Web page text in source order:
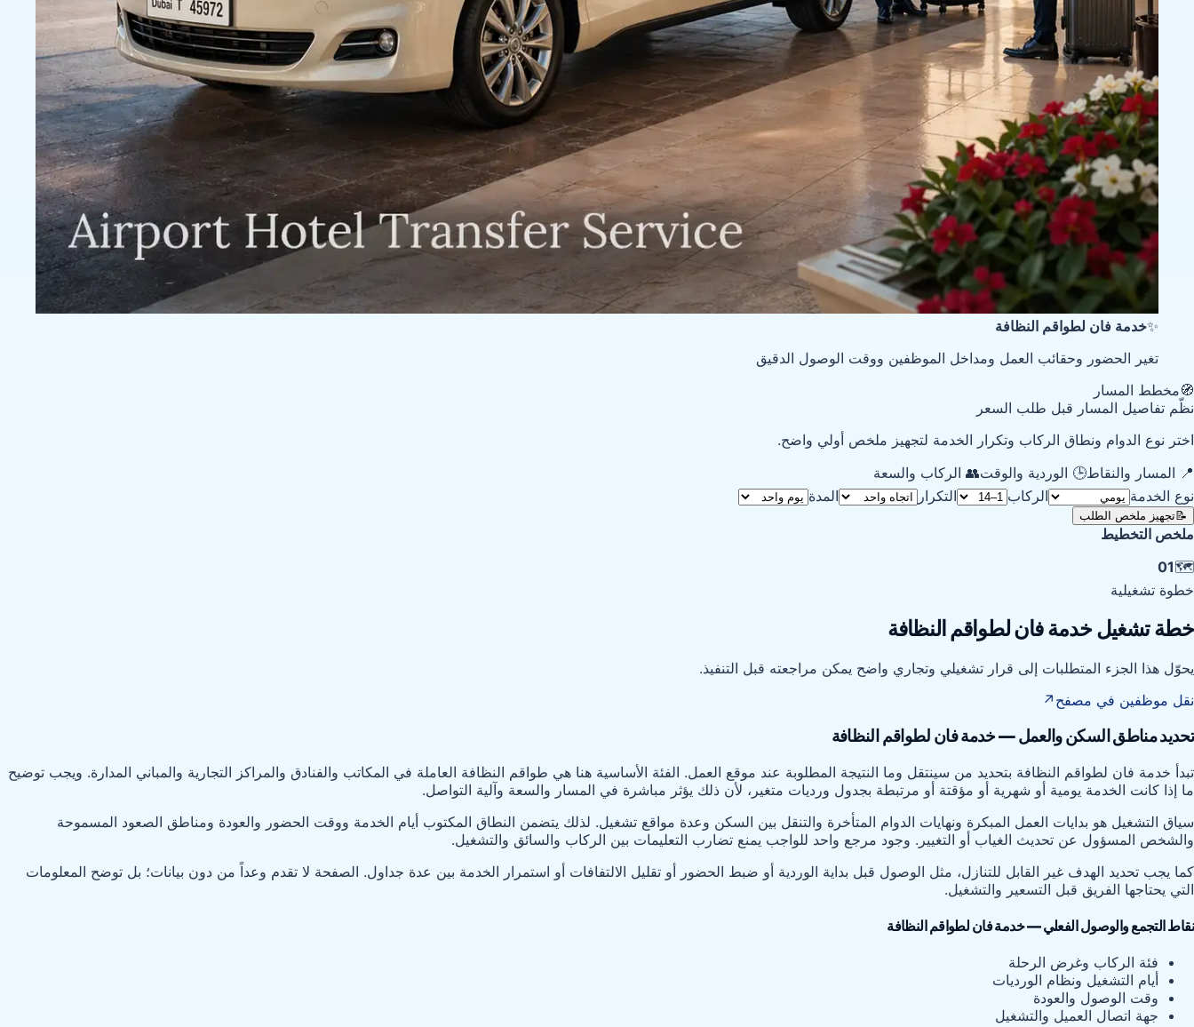
✨خدمة فان لطواقم النظافة
تغير الحضور وحقائب العمل ومداخل الموظفين ووقت الوصول الدقيق
🧭مخطط المسار
نظّم تفاصيل المسار قبل طلب السعر
اختر نوع الدوام ونطاق الركاب وتكرار الخدمة لتجهيز ملخص أولي واضح.
📍 المسار والنقاط🕒 الوردية والوقت👥 الركاب والسعة
نوع الخدمة
الركاب التكرار المدة
📝تجهيز ملخص الطلب
ملخص التخطيط
🗺️
01
خطوة تشغيلية
خطة تشغيل خدمة فان لطواقم النظافة
يحوّل هذا الجزء المتطلبات إلى قرار تشغيلي وتجاري واضح يمكن مراجعته قبل التنفيذ.
نقل موظفين في مصفح ↗
تحديد مناطق السكن والعمل — خدمة فان لطواقم النظافة
تبدأ خدمة فان لطواقم النظافة بتحديد من سينتقل وما النتيجة المطلوبة عند موقع العمل. الفئة الأساسية هنا هي طواقم النظافة العاملة في المكاتب والفنادق والمراكز التجارية والمباني المدارة. ويجب توضيح
ما إذا كانت الخدمة يومية أو شهرية أو مؤقتة أو مرتبطة بجدول ورديات متغير، لأن ذلك يؤثر مباشرة في المسار والسعة وآلية التواصل.
سياق التشغيل هو بدايات العمل المبكرة ونهايات الدوام المتأخرة والتنقل بين السكن وعدة مواقع تشغيل. لذلك يتضمن النطاق المكتوب أيام الخدمة ووقت الحضور والعودة ومناطق الصعود المسموحة
والشخص المسؤول عن تحديث الغياب أو التغيير. وجود مرجع واحد للواجب يمنع تضارب التعليمات بين الركاب والسائق والتشغيل.
كما يجب تحديد الهدف غير القابل للتنازل، مثل الوصول قبل بداية الوردية أو ضبط الحضور أو تقليل الالتفافات أو استمرار الخدمة بين عدة جداول. الصفحة لا تقدم وعداً من دون بيانات؛ بل توضح المعلومات
التي يحتاجها الفريق قبل التسعير والتشغيل.
نقاط التجمع والوصول الفعلي — خدمة فان لطواقم النظافة
فئة الركاب وغرض الرحلة
أيام التشغيل ونظام الورديات
وقت الوصول والعودة
جهة اتصال العميل والتشغيل